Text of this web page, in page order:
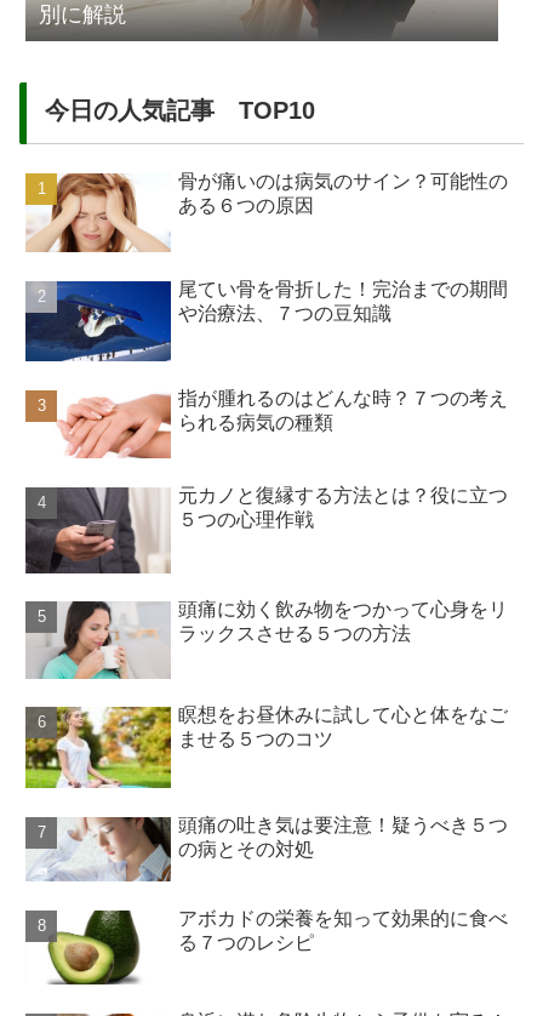
別に解説
今日の人気記事 TOP10
骨が痛いのは病気のサイン？可能性の
ある６つの原因
尾てい骨を骨折した！完治までの期間
や治療法、７つの豆知識
指が腫れるのはどんな時？７つの考え
られる病気の種類
元カノと復縁する方法とは？役に立つ
５つの心理作戦
頭痛に効く飲み物をつかって心身をリ
ラックスさせる５つの方法
瞑想をお昼休みに試して心と体をなご
ませる５つのコツ
頭痛の吐き気は要注意！疑うべき５つ
の病とその対処
アボカドの栄養を知って効果的に食べ
る７つのレシピ